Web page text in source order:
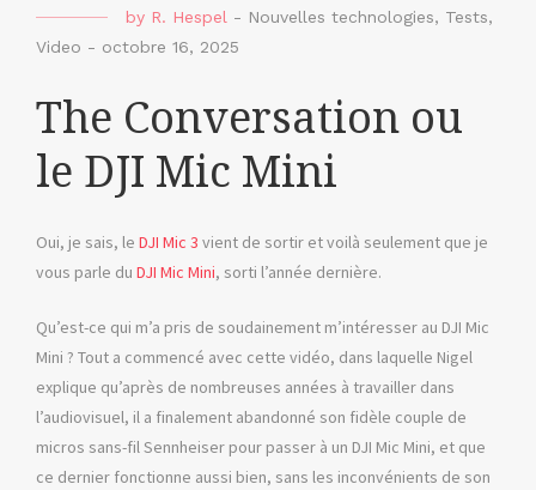
by R. Hespel - Nouvelles technologies, Tests,
Video - octobre 16, 2025
The Conversation ou
le DJI Mic Mini
Oui, je sais, le DJI Mic 3 vient de sortir et voilà seulement que je
vous parle du DJI Mic Mini, sorti l’année dernière.
Qu’est-ce qui m’a pris de soudainement m’intéresser au DJI Mic
Mini ? Tout a commencé avec cette vidéo, dans laquelle Nigel
explique qu’après de nombreuses années à travailler dans
l’audiovisuel, il a finalement abandonné son fidèle couple de
micros sans-fil Sennheiser pour passer à un DJI Mic Mini, et que
ce dernier fonctionne aussi bien, sans les inconvénients de son